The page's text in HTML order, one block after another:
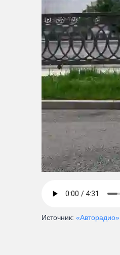
Источник: «Авторадио»